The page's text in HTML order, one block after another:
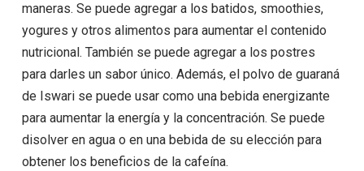
maneras. Se puede agregar a los batidos, smoothies,
yogures y otros alimentos para aumentar el contenido
nutricional. También se puede agregar a los postres
para darles un sabor único. Además, el polvo de guaraná
de Iswari se puede usar como una bebida energizante
para aumentar la energía y la concentración. Se puede
disolver en agua o en una bebida de su elección para
obtener los beneficios de la cafeína.